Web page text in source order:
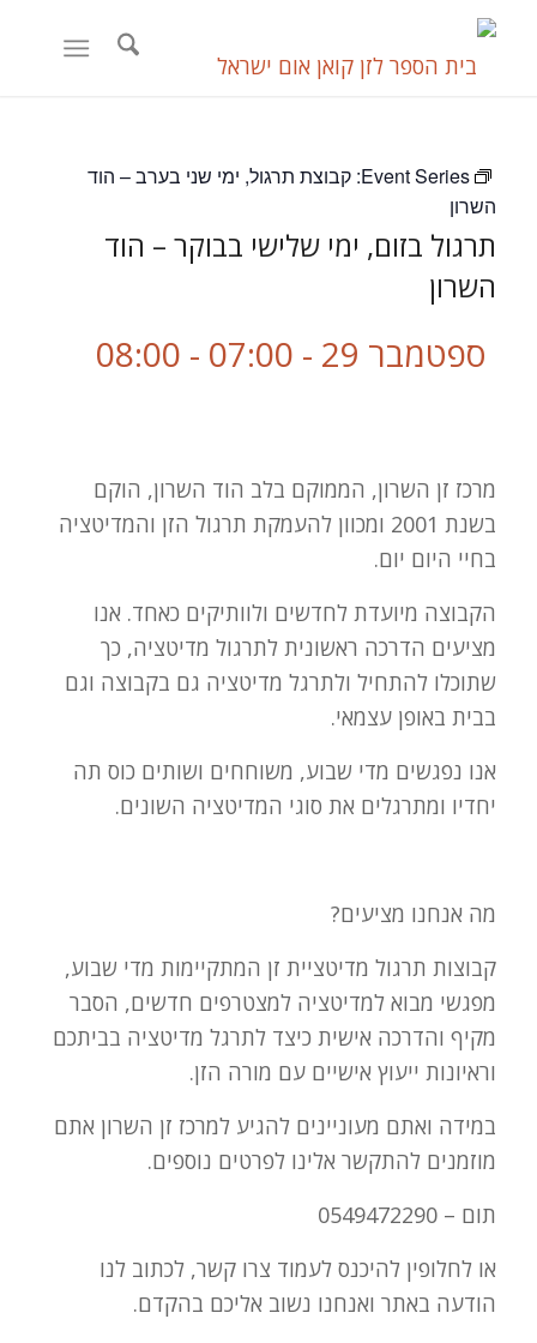
Event Series: קבוצת תרגול, ימי שני בערב – הוד
השרון
תרגול בזום, ימי שלישי בבוקר – הוד
השרון
ספטמבר 29 - 07:00 -
08:00
מרכז זן השרון, הממוקם בלב הוד השרון, הוקם
בשנת 2001 ומכוון להעמקת תרגול הזן והמדיטציה
בחיי היום יום.
הקבוצה מיועדת לחדשים ולוותיקים כאחד. אנו
מציעים הדרכה ראשונית לתרגול מדיטציה, כך
שתוכלו להתחיל ולתרגל מדיטציה גם בקבוצה וגם
בבית באופן עצמאי.
אנו נפגשים מדי שבוע, משוחחים ושותים כוס תה
יחדיו ומתרגלים את סוגי המדיטציה השונים.
מה אנחנו מציעים?
מפגשי מבוא למדיטציה למצטרפים חדשים, הסבר
וראיונות ייעוץ אישיים עם מורה הזן.
מוזמנים להתקשר אלינו לפרטים נוספים.
תום – 0549472290
הודעה באתר ואנחנו נשוב אליכם בהקדם.